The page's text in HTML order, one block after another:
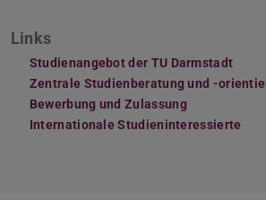
Links
Studienangebot der TU Darmstadt
Zentrale Studienberatung und -
Bewerbung und Zulassung
Internationale Studieninteressierte